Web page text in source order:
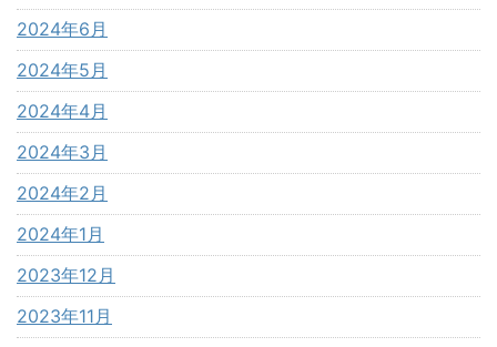
2024年6月
2024年5月
2024年4月
2024年3月
2024年2月
2024年1月
2023年12月
2023年11月